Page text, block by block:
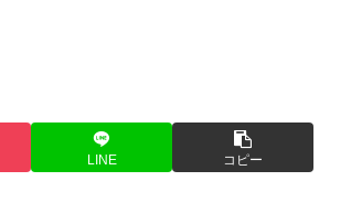
LINE コピー